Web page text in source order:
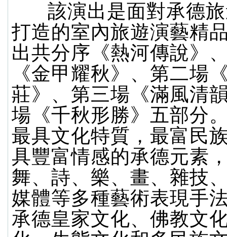
該演出是面對承德
打造的室內旅遊演藝精
出共分序《熱河傳說》
《金甲耀秋》、第二場
莊》、第三場《滿風清
場《千秋形勝》五部分
最具文化特質，最富民
具豐富情感的承德元素
舞、詩、樂、畫、雜技
媒體等多種藝術表現手
承德皇家文化、佛教文